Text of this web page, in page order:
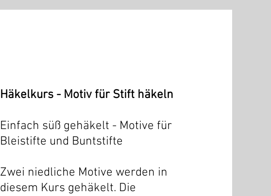
Häkelkurs - Motiv für Stift häkeln
Einfach süß gehäkelt - Motive für
Bleistifte und Buntstifte
Zwei niedliche Motive werden in
diesem Kurs gehäkelt. Die